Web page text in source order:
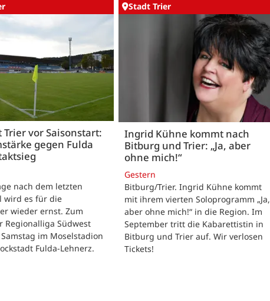
Trier vor Saisonstart:
gegen Fulda
nach dem letzten
wird es für die
wieder ernst. Zum
Regionalliga Südwest
im Moselstadion
Fulda-Lehnerz.
Stadt Trier
Ingrid Kühne kommt nach
Bitburg und Trier: „Ja, aber
ohne mich!“
Gestern
Bitburg/Trier. Ingrid Kühne kommt
mit ihrem vierten Soloprogramm „Ja,
aber ohne mich!“ in die Region. Im
September tritt die Kabarettistin in
Bitburg und Trier auf. Wir verlosen
Tickets!